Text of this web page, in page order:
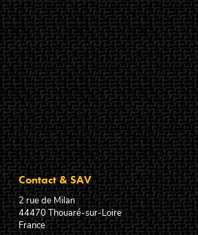
Contact & SAV
2 rue de Milan
44470Thouaré-sur-Loire
France